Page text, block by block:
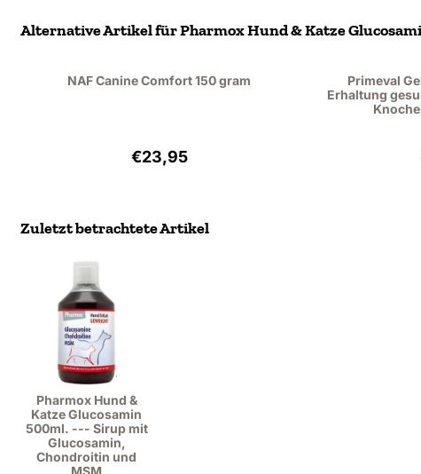
Alternative Artikel fürPharmox Hund & Katze
NAF Canine Comfort 150 gram
Preis: 23,95, ohne MwSt.: 19,79
€23,95
Primeval
Erhaltung
Zuletzt betrachtete Artikel
Pharmox Hund &
Katze Glucosamin
500ml. --- Sirup mit
Glucosamin,
Chondroitin und
MSM